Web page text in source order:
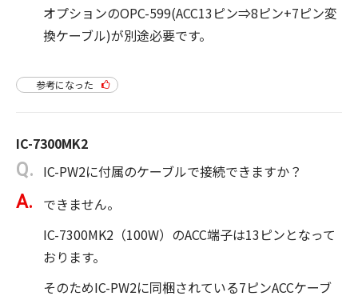
オプションのOPC-599(ACC13ピン⇒8ピン+7ピン変
換ケーブル)が別途必要です。
参考になった
IC-7300MK2
IC-PW2に付属のケーブルで接続できますか？
できません。
IC-7300MK2（100W）のACC端子は13ピンとなって
おります。
そのためIC-PW2に同梱されている7ピンACCケーブ